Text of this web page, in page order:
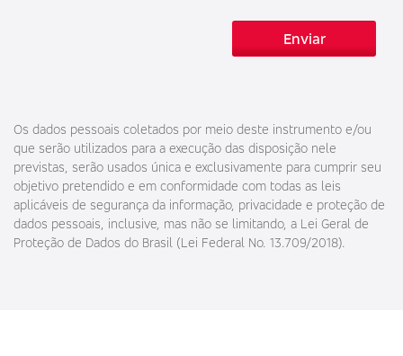
Enviar
Os dados pessoais coletados por meio deste instrumento e/ou
que serão utilizados para a execução das disposição nele
previstas, serão usados única e exclusivamente para cumprir seu
objetivo pretendido e em conformidade com todas as leis
aplicáveis de segurança da informação, privacidade e proteção de
dados pessoais, inclusive, mas não se limitando, a Lei Geral de
Proteção de Dados do Brasil (Lei Federal No. 13.709/2018).